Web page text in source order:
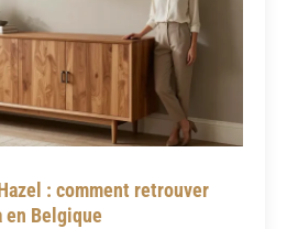
: comment retrouver
en Belgique